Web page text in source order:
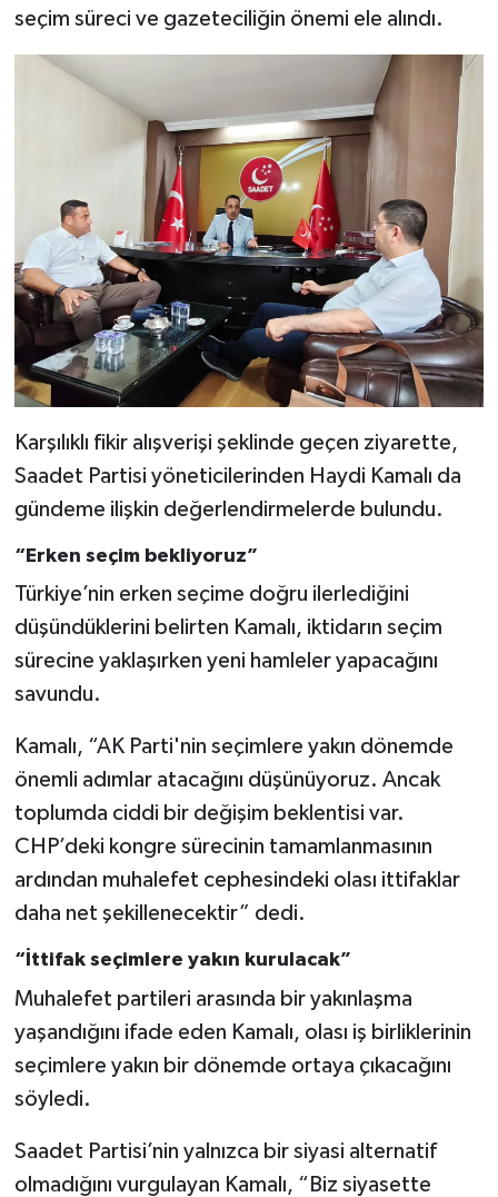
seçim süreci ve gazeteciliğin önemi ele alındı.
Karşılıklı fikir alışverişi şeklinde geçen ziyarette,
Saadet Partisi yöneticilerinden Haydi Kamalı da
gündeme ilişkin değerlendirmelerde bulundu.
“Erken seçim bekliyoruz”
Türkiye’nin erken seçime doğru ilerlediğini
düşündüklerini belirten Kamalı, iktidarın seçim
sürecine yaklaşırken yeni hamleler yapacağını
savundu.
Kamalı, “AK Parti'nin seçimlere yakın dönemde
önemli adımlar atacağını düşünüyoruz. Ancak
toplumda ciddi bir değişim beklentisi var.
CHP’deki kongre sürecinin tamamlanmasının
ardından muhalefet cephesindeki olası ittifaklar
daha net şekillenecektir” dedi.
“İttifak seçimlere yakın kurulacak”
Muhalefet partileri arasında bir yakınlaşma
yaşandığını ifade eden Kamalı, olası iş birliklerinin
seçimlere yakın bir dönemde ortaya çıkacağını
söyledi.
Saadet Partisi’nin yalnızca bir siyasi alternatif
olmadığını vurgulayan Kamalı, “Biz siyasette
Yeme-İçme